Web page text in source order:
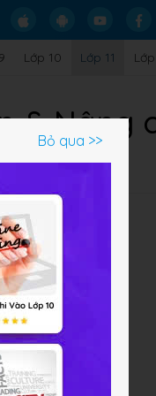
Lớp 10 Lớp 11
& Nâng
Bỏ qua >>